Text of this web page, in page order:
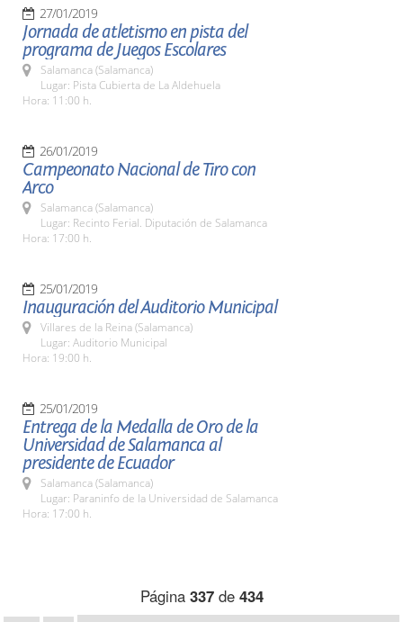
27/01/2019
Jornada de atletismo en pista del
programa de Juegos Escolares
Salamanca (Salamanca)
Lugar: Pista Cubierta de La Aldehuela
Hora: 11:00 h.
26/01/2019
Campeonato Nacional de Tiro con
Arco
Salamanca (Salamanca)
Lugar: Recinto Ferial. Diputación de Salamanca
Hora: 17:00 h.
25/01/2019
Inauguración del Auditorio Municipal
Villares de la Reina (Salamanca)
Lugar: Auditorio Municipal
Hora: 19:00 h.
25/01/2019
Entrega de la Medalla de Oro de la
Universidad de Salamanca al
presidente de Ecuador
Salamanca (Salamanca)
Lugar: Paraninfo de la Universidad de Salamanca
Hora: 17:00 h.
Página 337de 434